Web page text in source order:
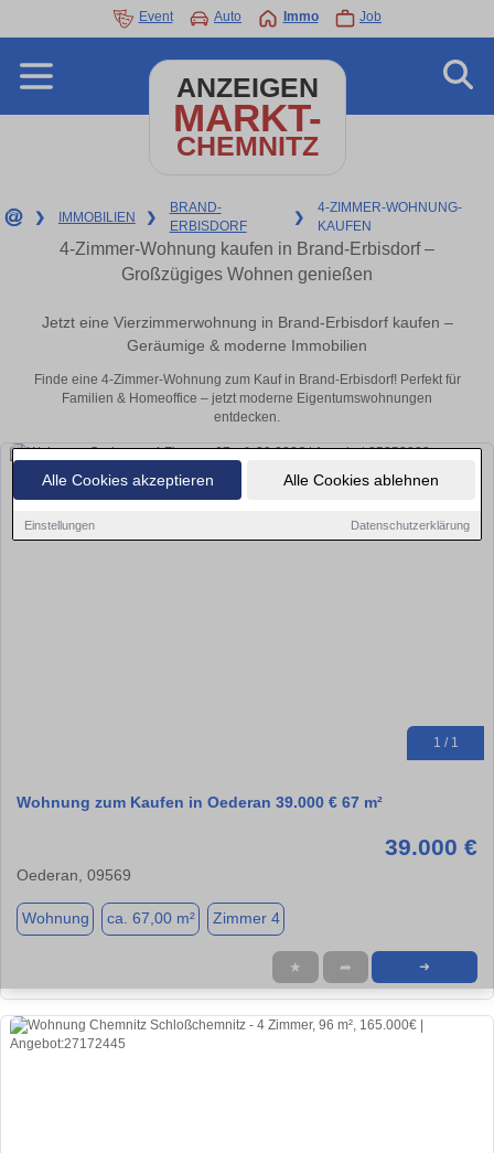
Alle Cookies akzeptieren Alle Cookies ablehnen
Einstellungen Datenschutzerklärung
Event Auto Immo Job
ANZEIGEN
MARKT-
CHEMNITZ
❯ IMMOBILIEN ❯
BRAND-
ERBISDORF
❯
4-ZIMMER-WOHNUNG-
KAUFEN
4-Zimmer-Wohnung kaufen in Brand-Erbisdorf –
Großzügiges Wohnen genießen
Jetzt eine Vierzimmerwohnung in Brand-Erbisdorf kaufen –
Geräumige & moderne Immobilien
Finde eine 4-Zimmer-Wohnung zum Kauf in Brand-Erbisdorf! Perfekt für
Familien & Homeoffice – jetzt moderne Eigentumswohnungen
entdecken.
1 / 1
Wohnung zum Kaufen in Oederan 39.000 € 67 m²
39.000 €
Oederan, 09569
Wohnung ca. 67,00 m² Zimmer 4
★ ➦ ➜